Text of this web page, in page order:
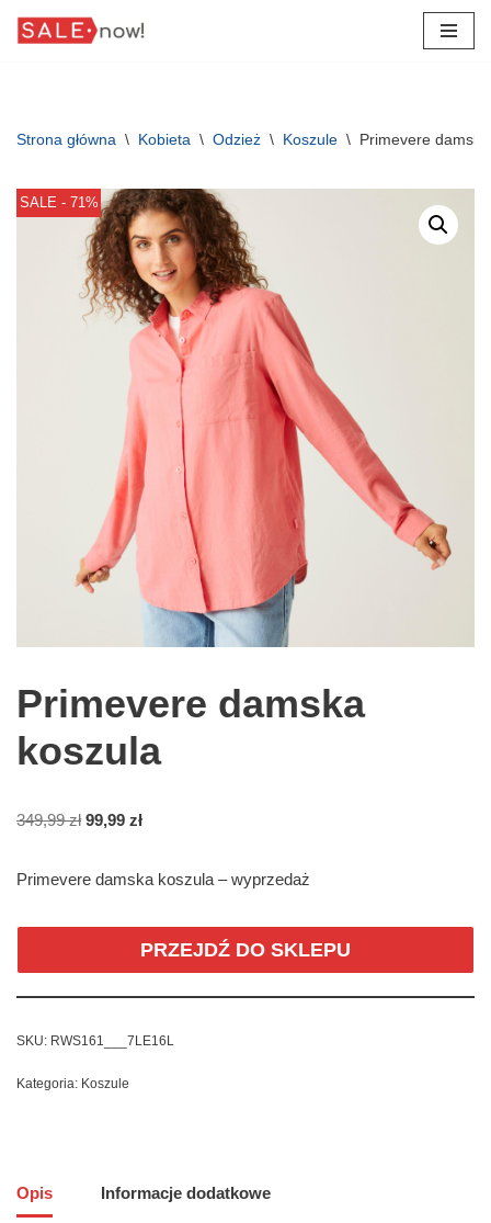
Strona główna \ Kobieta \ Odzież \ Koszule \ Primevere
SALE - 71%
Primevere damska
koszula
349,99zł 99,99 zł
Primevere damska koszula – wyprzedaż
PRZEJDŹ DO SKLEPU
SKU: RWS161___7LE16L
Kategoria: Koszule
Opis Informacje dodatkowe